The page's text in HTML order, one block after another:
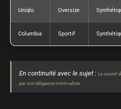
Uniqlo Oversize
Columbia Sportif
En continuité avec le sujet : Le secret
par son élégance minimaliste